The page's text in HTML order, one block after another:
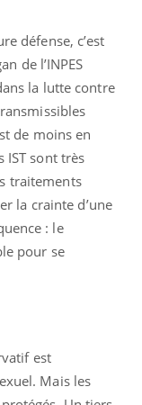
défense, c’est
de l’INPES
la lutte contre
de moins en
IST sont très
traitements
la crainte d’une
: le
pour se
est
Mais les